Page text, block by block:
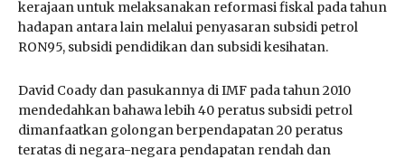
kerajaan untuk melaksanakan reformasi fiskal pada tahun
hadapan antara lain melalui penyasaran subsidi petrol
RON95, subsidi pendidikan dan subsidi kesihatan.
David Coady dan pasukannya di IMF pada tahun 2010
mendedahkan bahawa lebih 40 peratus subsidi petrol
dimanfaatkan golongan berpendapatan 20 peratus
teratas di negara-negara pendapatan rendah dan